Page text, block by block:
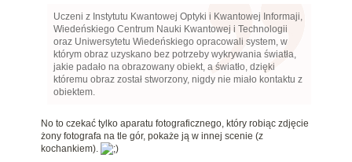
Uczeni z Instytutu Kwantowej Optyki i Kwantowej Informaji,
Wiedeńskiego Centrum Nauki Kwantowej i Technologii
oraz Uniwersytetu Wiedeńskiego opracowali system, w
którym obraz uzyskano bez potrzeby wykrywania światła,
jakie padało na obrazowany obiekt, a światło, dzięki
któremu obraz został stworzony, nigdy nie miało kontaktu z
obiektem.
No to czekać tylko aparatu fotograficznego, który robiąc zdjęcie
żony fotografa na tle gór, pokaże ją w innej scenie (z
kochankiem).